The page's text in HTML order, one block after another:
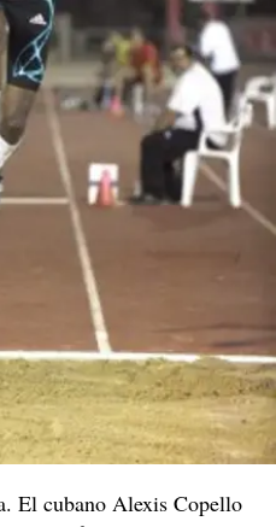
El cubano Alexis Copello